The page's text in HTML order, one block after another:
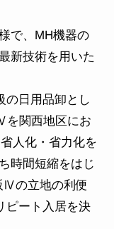
で、MH機器の
新技術を用いた
日用品卸とし
を関西地区にお
人化・省力化を
時間短縮をはじ
Ⅳの立地の利便
ピート入居を決